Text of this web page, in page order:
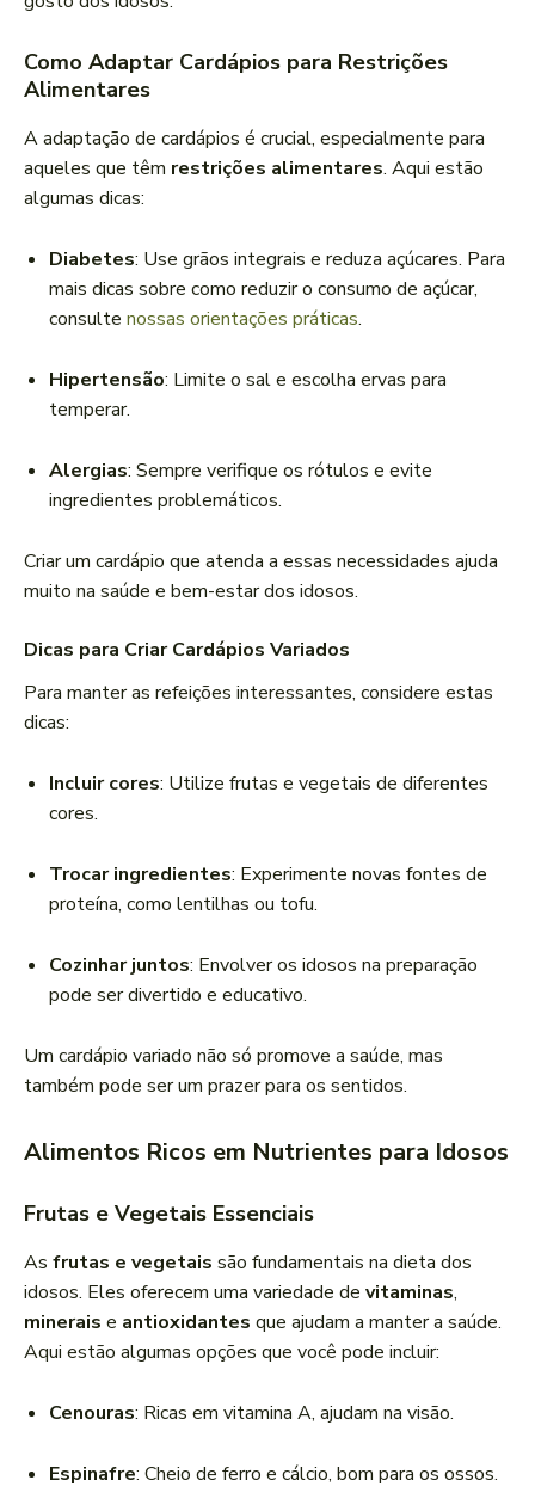
Como Adaptar Cardápios para Restrições
Alimentares
A adaptação de cardápios é crucial, especialmente para
aqueles que têm restrições alimentares. Aqui estão
algumas dicas:
Diabetes: Use grãos integrais e reduza açúcares. Para
mais dicas sobre como reduzir o consumo de açúcar,
consulte nossas orientações práticas.
Hipertensão: Limite o sal e escolha ervas para
temperar.
Alergias: Sempre verifique os rótulos e evite
ingredientes problemáticos.
Criar um cardápio que atenda a essas necessidades ajuda
muito na saúde e bem-estar dos idosos.
Dicas para Criar Cardápios Variados
Para manter as refeições interessantes, considere estas
dicas:
Incluir cores: Utilize frutas e vegetais de diferentes
cores.
Trocar ingredientes: Experimente novas fontes de
proteína, como lentilhas ou tofu.
Cozinhar juntos: Envolver os idosos na preparação
pode ser divertido e educativo.
Um cardápio variado não só promove a saúde, mas
também pode ser um prazer para os sentidos.
Alimentos Ricos em Nutrientes para Idosos
Frutas e Vegetais Essenciais
As frutas e vegetais são fundamentais na dieta dos
idosos. Eles oferecem uma variedade de vitaminas,
minerais e antioxidantes que ajudam a manter a saúde.
Aqui estão algumas opções que você pode incluir:
Cenouras: Ricas em vitamina A, ajudam na visão.
Espinafre: Cheio de ferro e cálcio, bom para os ossos.